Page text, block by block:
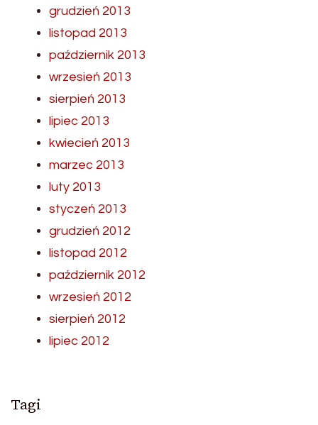
grudzień 2013
listopad 2013
październik 2013
wrzesień 2013
sierpień 2013
lipiec 2013
kwiecień 2013
marzec 2013
luty 2013
styczeń 2013
grudzień 2012
listopad 2012
październik 2012
wrzesień 2012
sierpień 2012
lipiec 2012
Tagi